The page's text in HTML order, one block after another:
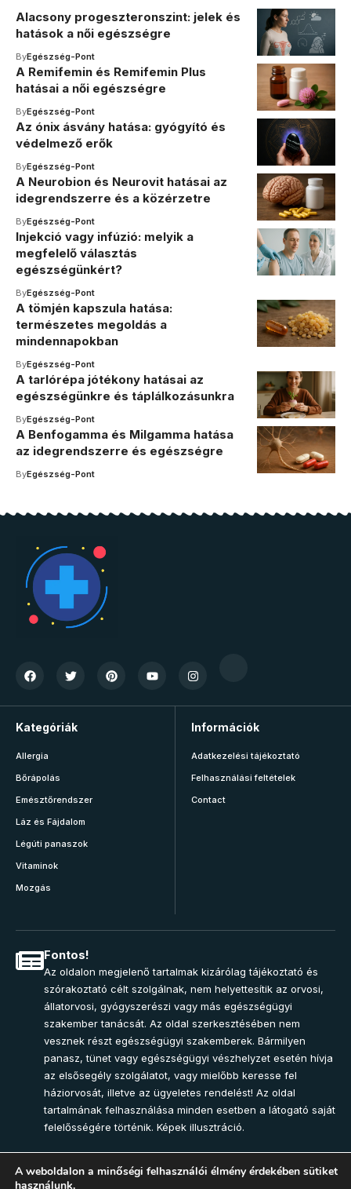
Alacsony progeszteronszint: jelek és
hatások a női egészségre
ByEgészség-Pont
A Remifemin és Remifemin Plus
hatásai a női egészségre
ByEgészség-Pont
Az ónix ásvány hatása: gyógyító és
védelmező erők
ByEgészség-Pont
A Neurobion és Neurovit hatásai az
idegrendszerre és a közérzetre
ByEgészség-Pont
Injekció vagy infúzió: melyik a
megfelelő választás
egészségünkért?
ByEgészség-Pont
A tömjén kapszula hatása:
természetes megoldás a
mindennapokban
ByEgészség-Pont
A tarlórépa jótékony hatásai az
egészségünkre és táplálkozásunkra
ByEgészség-Pont
A Benfogamma és Milgamma hatása
az idegrendszerre és egészségre
ByEgészség-Pont
Kategóriák
Allergia
Bőrápolás
Emésztőrendszer
Láz és Fájdalom
Légúti panaszok
Vitaminok
Mozgás
Információk
Adatkezelési tájékoztató
Felhasználási feltételek
Contact
Fontos!
Az oldalon megjelenő tartalmak kizárólag tájékoztató és
szórakoztató célt szolgálnak, nem helyettesítik az orvosi,
állatorvosi, gyógyszerészi vagy más egészségügyi
szakember tanácsát. Az oldal szerkesztésében nem
vesznek részt egészségügyi szakemberek. Bármilyen
panasz, tünet vagy egészségügyi vészhelyzet esetén hívja
az elsősegély szolgálatot, vagy mielőbb keresse fel
háziorvosát, illetve az ügyeletes rendelést! Az oldal
tartalmának felhasználása minden esetben a látogató saját
felelősségére történik. Képek illusztráció.
A weboldalon a minőségi felhasználói élmény érdekében sütiket
használunk.